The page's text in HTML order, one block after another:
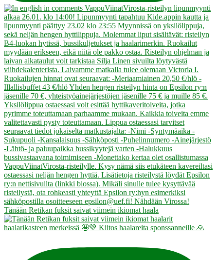
Tänään Retikan fuksit saivat viimein ikiomat haala